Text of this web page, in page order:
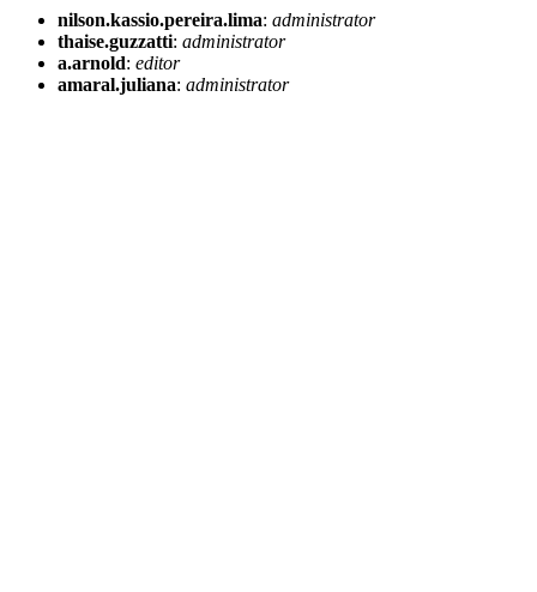
nilson.kassio.pereira.lima: administrator
thaise.guzzatti: administrator
a.arnold: editor
amaral.juliana: administrator